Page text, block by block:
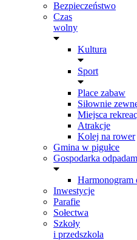
Bezpieczeństwo
Czas
wolny
Kultura
Sport
Place zabaw
Siłownie
Miejsca
Atrakcje
Kolej na rower
Gmina w pigułce
Gospodarka
Harmonogram
Inwestycje
Parafie
Sołectwa
Szkoły
i przedszkola